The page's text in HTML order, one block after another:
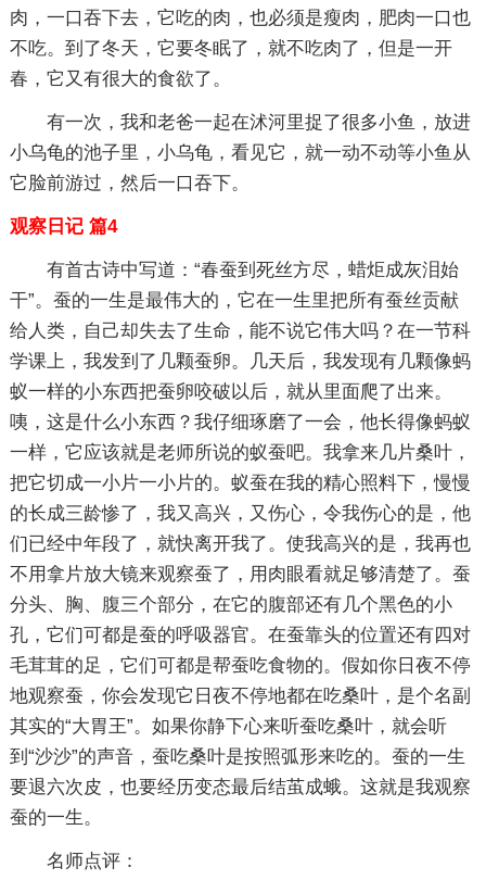
肉，一口吞下去，它吃的肉，也必须是瘦肉，肥肉一口也
不吃。到了冬天，它要冬眠了，就不吃肉了，但是一开
春，它又有很大的食欲了。
有一次，我和老爸一起在沭河里捉了很多小鱼，放进
小乌龟的池子里，小乌龟，看见它，就一动不动等小鱼从
它脸前游过，然后一口吞下。
观察日记 篇4
有首古诗中写道：“春蚕到死丝方尽，蜡炬成灰泪始
干”。蚕的一生是最伟大的，它在一生里把所有蚕丝贡献
给人类，自己却失去了生命，能不说它伟大吗？在一节科
学课上，我发到了几颗蚕卵。几天后，我发现有几颗像蚂
蚁一样的小东西把蚕卵咬破以后，就从里面爬了出来。
咦，这是什么小东西？我仔细琢磨了一会，他长得像蚂蚁
一样，它应该就是老师所说的蚁蚕吧。我拿来几片桑叶，
把它切成一小片一小片的。蚁蚕在我的精心照料下，慢慢
的长成三龄惨了，我又高兴，又伤心，令我伤心的是，他
们已经中年段了，就快离开我了。使我高兴的是，我再也
不用拿片放大镜来观察蚕了，用肉眼看就足够清楚了。蚕
分头、胸、腹三个部分，在它的腹部还有几个黑色的小
孔，它们可都是蚕的呼吸器官。在蚕靠头的位置还有四对
毛茸茸的足，它们可都是帮蚕吃食物的。假如你日夜不停
地观察蚕，你会发现它日夜不停地都在吃桑叶，是个名副
其实的“大胃王”。如果你静下心来听蚕吃桑叶，就会听
到“沙沙”的声音，蚕吃桑叶是按照弧形来吃的。蚕的一生
要退六次皮，也要经历变态最后结茧成蛾。这就是我观察
蚕的一生。
名师点评：